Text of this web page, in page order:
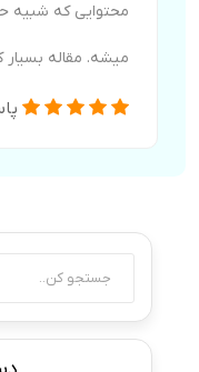
محتوایی که شبیه
میشه. مقاله بسیار